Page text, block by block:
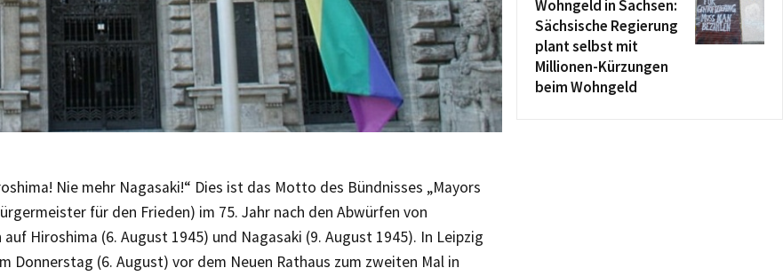
Nie mehr Nagasaki!“ Dies ist das Motto des Bündnisses „Mayors
für den Frieden) im 75. Jahr nach den Abwürfen von
Hiroshima (6. August 1945) und Nagasaki (9. August 1945). In Leipzig
Donnerstag (6. August) vor dem Neuen Rathaus zum zweiten Mal in
Wohngeld in Sachsen:
Sächsische Regierung
plant selbst mit
Millionen-Kürzungen
beim Wohngeld